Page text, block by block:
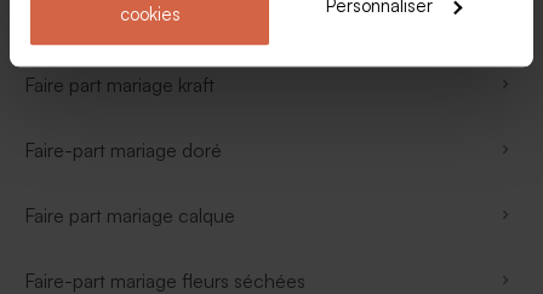
cookies
Personnaliser
Faire part mariage eucalyptus
Faire part mariage kraft
Faire-part mariage doré
Faire part mariage calque
Faire-part mariage fleurs séchées